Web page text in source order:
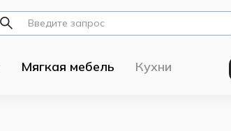
Мягкая мебель Кухни